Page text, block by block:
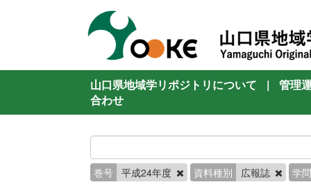
山口県地域学リポジトリについて |
管理
合わせ
巻号 平成24年度 資料種別 広報誌 学